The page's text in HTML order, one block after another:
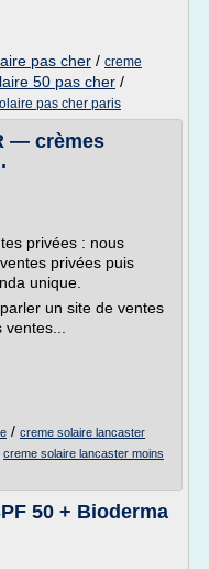
pas cher / creme
50 pas cher /
pas cher paris
— crèmes
privées : nous
privées puis
unique.
un site de ventes
/ creme solaire lancaster
creme solaire lancaster moins
50 + Bioderma